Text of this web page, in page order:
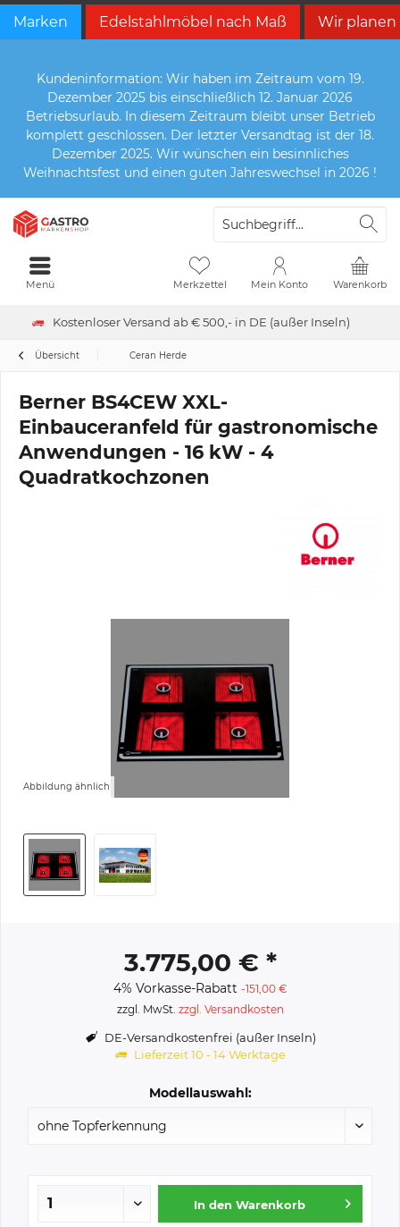
Marken Edelstahlmöbel nach Maß Wir planen
Kundeninformation: Wir haben im Zeitraum vom 19.
Dezember 2025 bis einschließlich 12. Januar 2026
Betriebsurlaub. In diesem Zeitraum bleibt unser Betrieb
komplett geschlossen. Der letzter Versandtag ist der 18.
Dezember 2025. Wir wünschen ein besinnliches
Weihnachtsfest und einen guten Jahreswechsel in 2026 !
Kostenloser Versand ab € 500,- in DE (außer Inseln)
Warenkorb
Merkzettel Mein Konto
Menü
Übersicht Ceran Herde
Berner BS4CEW XXL-
Einbauceranfeld für gastronomische
Anwendungen - 16 kW - 4
Quadratkochzonen
Abbildung ähnlich
3.775,00 € *
4% Vorkasse-Rabatt -151,00 €
zzgl. MwSt. zzgl. Versandkosten
DE-Versandkostenfrei (außer Inseln)
Lieferzeit 10 - 14 Werktage
Modellauswahl:
In den Warenkorb